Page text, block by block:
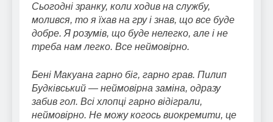
Сьогодні зранку, коли ходив на службу,
молився, то я їхав на гру і знав, що все буде
добре. Я розумів, що буде нелегко, але і не
треба нам легко. Все неймовірно.
Бені Макуана гарно біг, гарно грав. Пилип
Будківський — неймовірна заміна, одразу
забив гол. Всі хлопці гарно відіграли,
неймовірно. Не можу когось виокремити, це